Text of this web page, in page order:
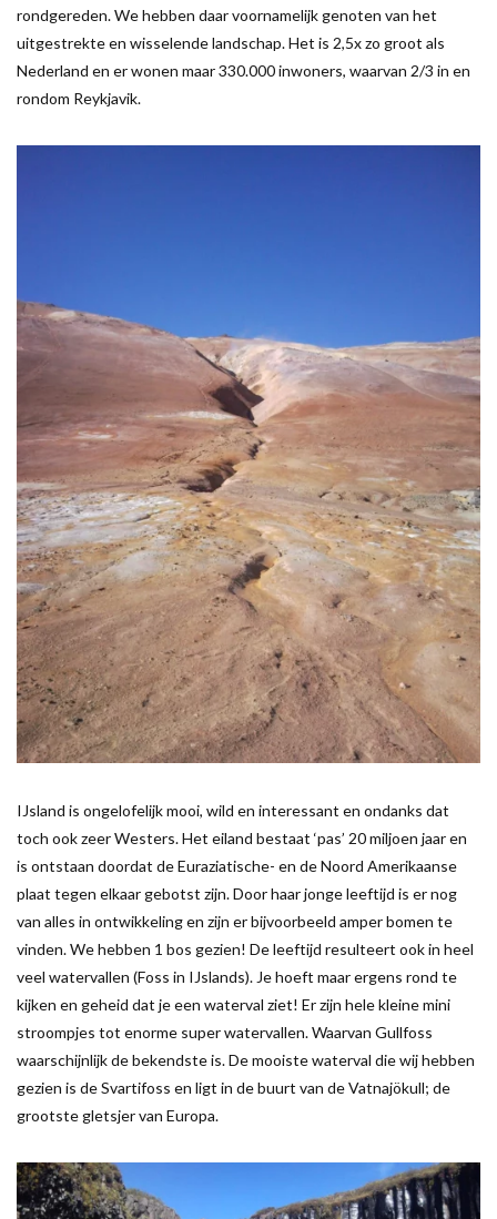
rondgereden. We hebben daar voornamelijk genoten van het
uitgestrekte en wisselende landschap. Het is 2,5x zo groot als
Nederland en er wonen maar 330.000 inwoners, waarvan 2/3 in en
rondom Reykjavik.
IJsland is ongelofelijk mooi, wild en interessant en ondanks dat
toch ook zeer Westers. Het eiland bestaat ‘pas’ 20 miljoen jaar en
is ontstaan doordat de Euraziatische- en de Noord Amerikaanse
plaat tegen elkaar gebotst zijn. Door haar jonge leeftijd is er nog
van alles in ontwikkeling en zijn er bijvoorbeeld amper bomen te
vinden. We hebben 1 bos gezien! De leeftijd resulteert ook in heel
veel watervallen (Foss in IJslands). Je hoeft maar ergens rond te
kijken en geheid dat je een waterval ziet! Er zijn hele kleine mini
stroompjes tot enorme super watervallen. Waarvan Gullfoss
waarschijnlijk de bekendste is. De mooiste waterval die wij hebben
gezien is de Svartifoss en ligt in de buurt van de Vatnajökull; de
grootste gletsjer van Europa.